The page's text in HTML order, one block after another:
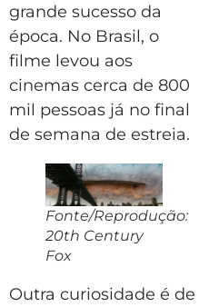
grande sucesso da
época. No Brasil, o
filme levou aos
cinemas cerca de 800
mil pessoas já no final
de semana de estreia.
Fonte/Reprodução:
20th Century
Fox
Outra curiosidade é de